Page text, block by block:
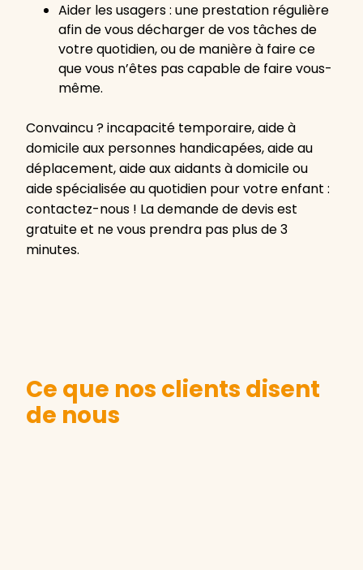
Aider les usagers : une prestation régulière
afin de vous décharger de vos tâches de
votre quotidien, ou de manière à faire ce
que vous n’êtes pas capable de faire vous-
même.
Convaincu ? incapacité temporaire, aide à
domicile aux personnes handicapées, aide au
déplacement, aide aux aidants à domicile ou
aide spécialisée au quotidien pour votre enfant :
contactez-nous ! La demande de devis est
gratuite et ne vous prendra pas plus de 3
minutes.
Ce que nos clients disent
de nous